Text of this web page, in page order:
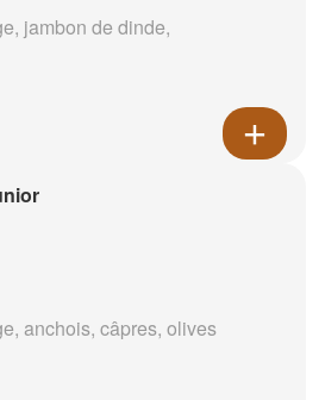
jambon de dinde,
anchois, câpres, olives